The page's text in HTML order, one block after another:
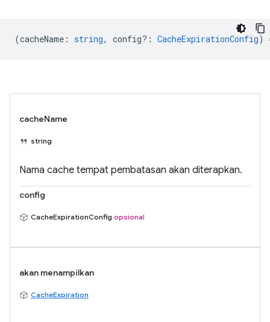
(cacheName : string, config? : CacheExpirationConfig)
cacheName
string
Nama cache tempat pembatasan akan diterapkan.
config
CacheExpirationConfig opsional
akan menampilkan
CacheExpiration